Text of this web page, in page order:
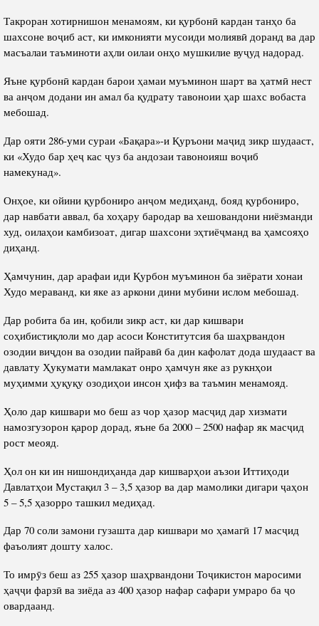
Такроран хотирнишон менамоям, ки қурбонӣ кардан танҳо ба
шахсоне воҷиб аст, ки имконияти мусоиди молиявӣ доранд ва дар
масъалаи таъминоти аҳли оилаи онҳо мушкилие вуҷуд надорад.
Яъне қурбонӣ кардан барои ҳамаи муъминон шарт ва ҳатмӣ нест
ва анҷом додани ин амал ба қудрату тавоноии ҳар шахс вобаста
мебошад.
Дар ояти 286-уми сураи «Бақара»-и Қуръони маҷид зикр шудааст,
ки «Худо бар ҳеҷ кас ҷуз ба андозаи тавоноияш воҷиб
намекунад».
Онҳое, ки ойини қурбониро анҷом медиҳанд, бояд қурбониро,
дар навбати аввал, ба хоҳару бародар ва хешовандони ниёзманди
худ, оилаҳои камбизоат, дигар шахсони эҳтиёҷманд ва ҳамсояҳо
диҳанд.
Ҳамчунин, дар арафаи иди Қурбон муъминон ба зиёрати хонаи
Худо мераванд, ки яке аз аркони дини мубини ислом мебошад.
Дар робита ба ин, қобили зикр аст, ки дар кишвари
соҳибистиқлоли мо дар асоси Конститутсия ба шаҳрвандон
озодии виҷдон ва озодии пайравӣ ба дин кафолат дода шудааст ва
давлату Ҳукумати мамлакат онро ҳамчун яке аз рукнҳои
муҳимми ҳуқуқу озодиҳои инсон ҳифз ва таъмин менамояд.
Ҳоло дар кишвари мо беш аз чор ҳазор масҷид дар хизмати
намозгузорон қарор дорад, яъне ба 2000 – 2500 нафар як масҷид
рост меояд.
Ҳол он ки ин нишондиҳанда дар кишварҳои аъзои Иттиҳоди
Давлатҳои Мустақил 3 – 3,5 ҳазор ва дар мамолики дигари ҷаҳон
5 – 5,5 ҳазорро ташкил медиҳад.
Дар 70 соли замони гузашта дар кишвари мо ҳамагӣ 17 масҷид
фаъолият дошту халос.
То имрӯз беш аз 255 ҳазор шаҳрвандони Тоҷикистон маросими
ҳаҷҷи фарзӣ ва зиёда аз 400 ҳазор нафар сафари умраро ба ҷо
овардаанд.